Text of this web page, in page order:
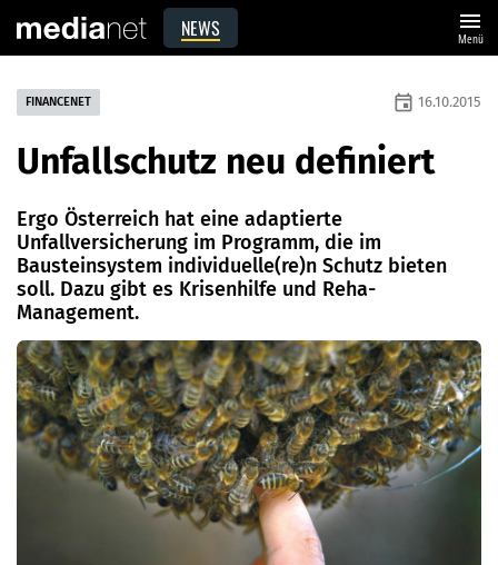
NEWS menu
Menü
FINANCENET event 16.10.2015
Unfallschutz neu definiert
Ergo Österreich hat eine adaptierte
Unfallversicherung im Programm, die im
Bausteinsystem individuelle(re)n Schutz bieten
soll. Dazu gibt es Krisenhilfe und Reha-
Management.